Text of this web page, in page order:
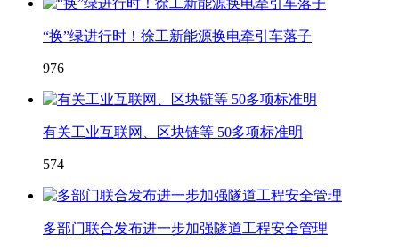
“换”绿进行时！徐工新能源换电牵引车落子
976
有关工业互联网、区块链等 50多项标准明
574
多部门联合发布进一步加强隧道工程安全管理